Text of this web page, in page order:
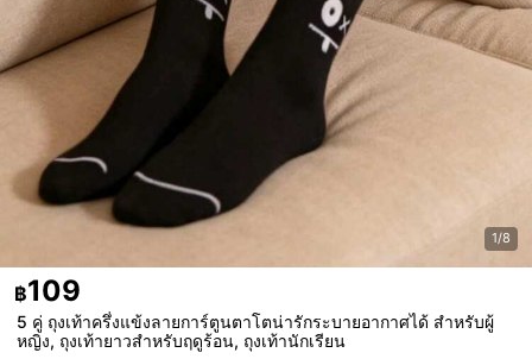
1/8
฿109
5 คู่ ถุงเท้าครึ่งแข้งลายการ์ตูนตาโตน่ารักระบายอากาศได้ สำหรับผู้
หญิง, ถุงเท้ายาวสำหรับฤดูร้อน, ถุงเท้านักเรียน